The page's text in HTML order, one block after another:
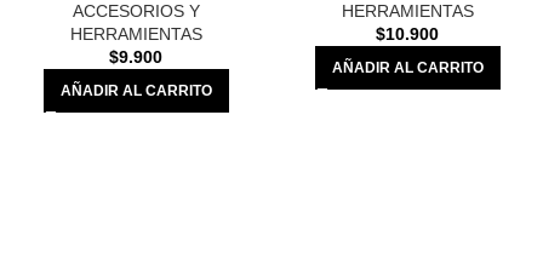
ACCESORIOS Y
HERRAMIENTAS
$9.900
AÑADIR AL CARRITO
HERRAMIENTAS
$10.900
AÑADIR AL CARRITO